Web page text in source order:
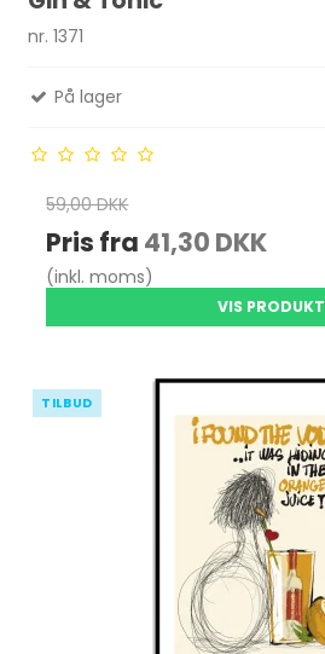
nr. 1371
På lager
59,00 DKK
Pris fra 41,30 DKK
(inkl. moms)
VIS PRODUKT
TILBUD